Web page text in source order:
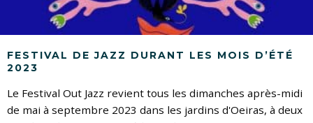
FESTIVAL DE JAZZ DURANT LES MOIS D’ÉTÉ
2023
Le Festival Out Jazz revient tous les dimanches après-midi
de mai à septembre 2023 dans les jardins d'Oeiras, à deux